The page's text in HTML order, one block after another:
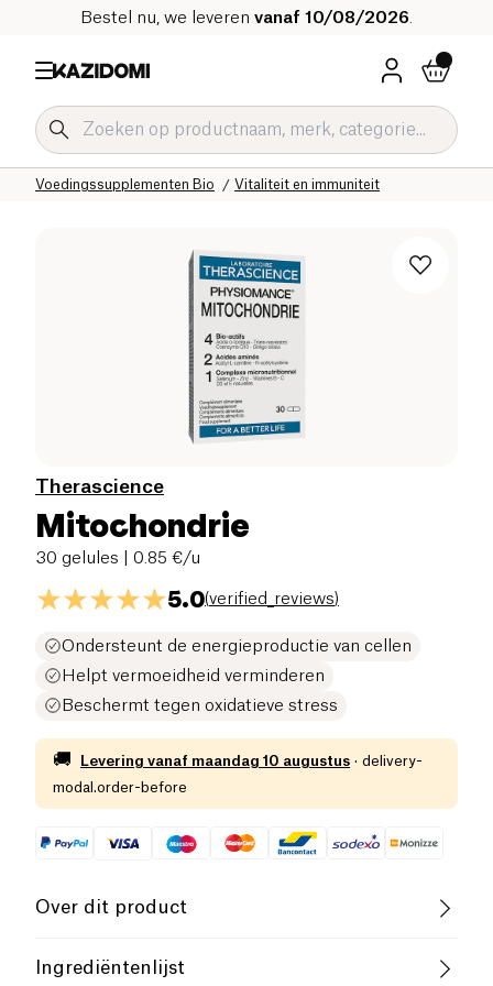
Bestel nu, we leveren vanaf 10/08/2026
Vitaliteit en immuniteit
Voedingssupplementen Bio
Welzijn & Gezondheid
Onze biologische catalogus
Home
Therascience
Mitochondrie
30 gelules | 0.85 €/u
5.0(verified_reviews)
Ondersteunt de energieproductie van cellen
Helpt vermoeidheid verminderen
Beschermt tegen oxidatieve stress
🚚 Levering vanaf maandag 10 augustus · delivery-
modal.order-before
Over dit product
Laag zout
Ingrediëntenlijst